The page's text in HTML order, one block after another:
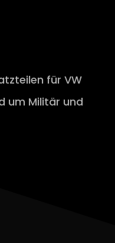
für VW
um Militär und